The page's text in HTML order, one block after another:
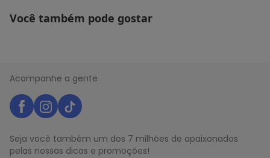
Você também pode gostar
Acompanhe a gente
Seja você também um dos 7 milhões de apaixonados
pelas nossas dicas e promoções!